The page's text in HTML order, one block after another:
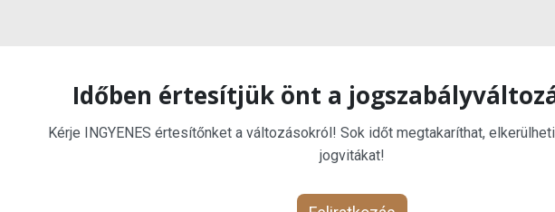
Időben értesítjük önt a
Kérje INGYENES értesítőnket a változásokról! Sok időt megtakaríthat,
jogvitákat!